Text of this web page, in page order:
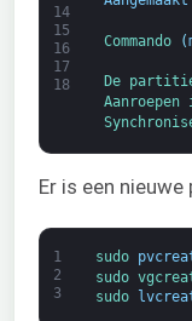
14
15
16
17
18
Commando (
De
Aanroepen
Er is een
1
2
3
sudo
sudo
sudo